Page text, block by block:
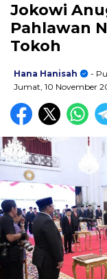
Jokowi
Pahlawan
Tokoh
Hana Hanisah
-
Jumat, 10 November